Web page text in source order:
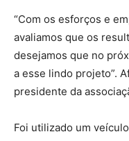
“Com os esforços e
avaliamos que os
desejamos que no
a esse lindo projeto”.
presidente da
Foi utilizado um